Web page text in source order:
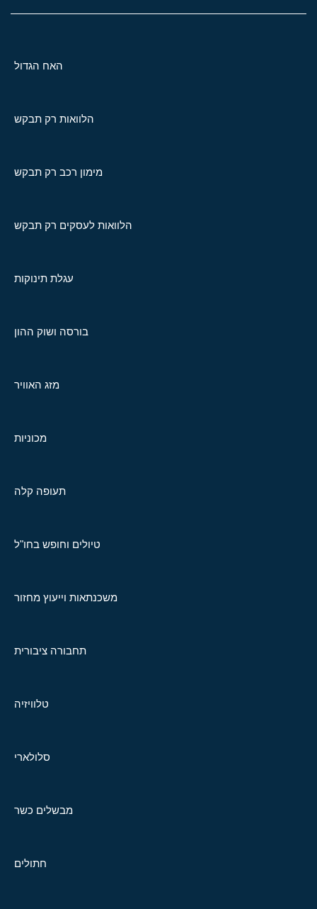
האח הגדול
הלוואות רק תבקש
מימון רכב רק תבקש
הלוואות לעסקים רק תבקש
עגלת תינוקות
בורסה ושוק ההון
מזג האוויר
מכוניות
תעופה קלה
טיולים וחופש בחו"ל
משכנתאות וייעוץ מחזור
תחבורה ציבורית
טלוויזיה
סלולארי
מבשלים כשר
חתולים